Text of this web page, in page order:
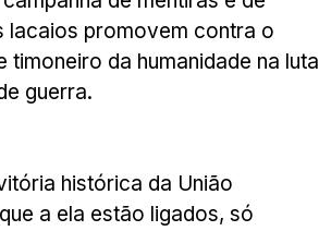
lacaios promovem contra o
da humanidade na luta
guerra.
histórica da União
a ela estão ligados, só